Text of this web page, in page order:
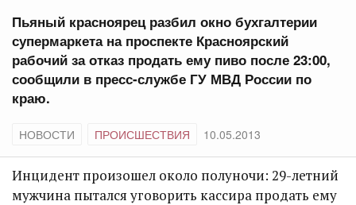
Пьяный красноярец разбил окно бухгалтерии
супермаркета на проспекте Красноярский
рабочий за отказ продать ему пиво после 23:00,
сообщили в пресс-службе ГУ МВД России по
краю.
НОВОСТИ ПРОИСШЕСТВИЯ 10.05.2013
Инцидент произошел около полуночи: 29-летний
мужчина пытался уговорить кассира продать ему